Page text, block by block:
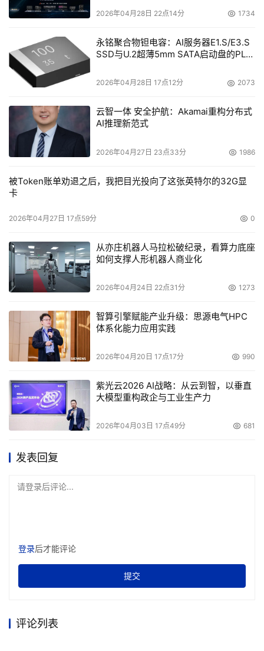
和其它相关硬盘对比又具有那些优势？让我们接着往下看。
图2：WD1200JB背面图
二、产品对比评测
评测基准
评 测 基 准
硬件配置
CPU Intel Pentium 4 2.0 GHz
内存 2x256 MB PC800 RDRAM RIMMs
显卡
声卡 Creative Labs SoundBlaster Live!
SCSI控制
Adaptec ASC-29160; Bios Revision v3.10
2026年04月28日 22点14分 1734
永铭聚合物钽电容：AI服务器E1.S/E3.S
SSD与U.2超薄5mm SATA启动盘的PLP
2026年04月28日 17点12分 2073
云智一体 安全护航：Akamai重构分布式
AI推理新范式
2026年04月27日 23点33分 1986
被Token账单劝退之后，我把目光投向了这张英特尔的32G显
卡
2026年04月27日 17点59分 0
从亦庄机器人马拉松破纪录，看算力底座
如何支撑人形机器人商业化
2026年04月24日 22点31分 1273
智算引擎赋能产业升级：思源电气HPC
体系化能力应用实践
2026年04月20日 17点17分 990
紫光云2026 AI战略：从云到智，以垂直
大模型重构政企与工业生产力
2026年04月03日 17点49分 681
发表回复
请登录后评论...
登录后才能评论
提交
评论列表